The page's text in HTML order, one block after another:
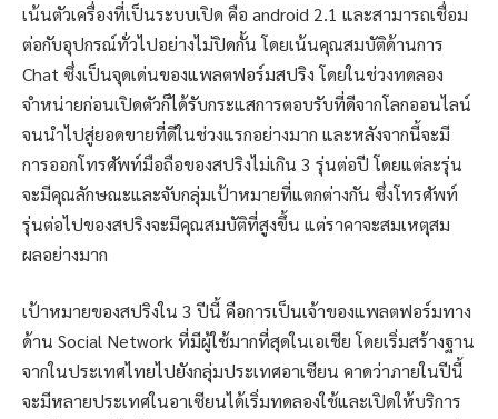
เน้นตัวเครื่องที่เป็นระบบเปิด คือ android 2.1 และสามารถเชื่อม
ต่อกับอุปกรณ์ทั่วไปอย่างไม่ปิดกั้น โดยเน้นคุณสมบัติด้านการ
Chat ซึ่งเป็นจุดเด่นของแพลตฟอร์มสปริง โดยในช่วงทดลอง
จำหน่ายก่อนเปิดตัวก็ได้รับกระแสการตอบรับที่ดีจากโลกออนไลน์
จนนำไปสู่ยอดขายที่ดีในช่วงแรกอย่างมาก และหลังจากนี้จะมี
การออกโทรศัพท์มือถือของสปริงไม่เกิน 3 รุ่นต่อปี โดยแต่ละรุ่น
จะมีคุณลักษณะและจับกลุ่มเป้าหมายที่แตกต่างกัน ซึ่งโทรศัพท์
รุ่นต่อไปของสปริงจะมีคุณสมบัติที่สูงขึ้น แต่ราคาจะสมเหตุสม
ผลอย่างมาก
เป้าหมายของสปริงใน 3 ปีนี้ คือการเป็นเจ้าของแพลตฟอร์มทาง
ด้าน Social Network ที่มีผู้ใช้มากที่สุดในเอเชีย โดยเริ่มสร้างฐาน
จากในประเทศไทยไปยังกลุ่มประเทศอาเซียน คาดว่าภายในปีนี้
จะมีหลายประเทศในอาเซียนได้เริ่มทดลองใช้และเปิดให้บริการ